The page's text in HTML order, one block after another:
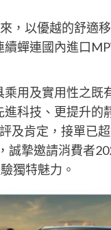
，以優越的舒適
蟬連國內進口
乘用及實用性之
科技、更提升的
及肯定，接單已
誠摯邀請消費者
獨特魅力。